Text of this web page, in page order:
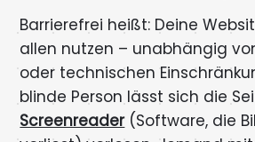
Barrierefrei heißt: Deine
allen nutzen – unabhängig
oder technischen
blinde Person lässt sich die
Screenreader(Software, die